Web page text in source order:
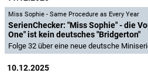
Miss Sophie - Same Procedure as Every Year
SerienChecker: "Miss Sophie" - die
One" ist kein deutsches "Bridgerton"
Folge 32 über eine neue deutsche
10.12.2025